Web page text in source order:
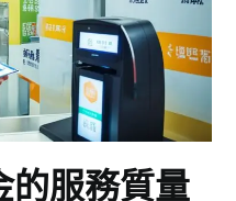
的服務質量